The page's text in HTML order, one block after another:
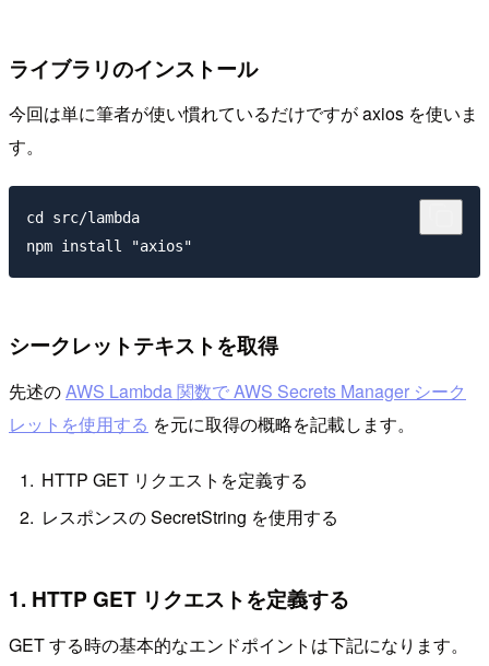
ライブラリのインストール
今回は単に筆者が使い慣れているだけですが axios を使いま
す。
cd src/lambda
シークレットテキストを取得
先述のAWS Lambda 関数で AWS Secrets Manager シーク
レットを使用する を元に取得の概略を記載します。
HTTP GET リクエストを定義する
レスポンスの SecretString を使用する
1. HTTP GET リクエストを定義する
GET する時の基本的なエンドポイントは下記になります。